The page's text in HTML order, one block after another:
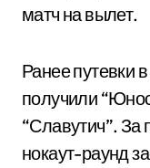
матч на вылет.
Ранее путевки
получили
“Славутич”. За
нокаут-раунд